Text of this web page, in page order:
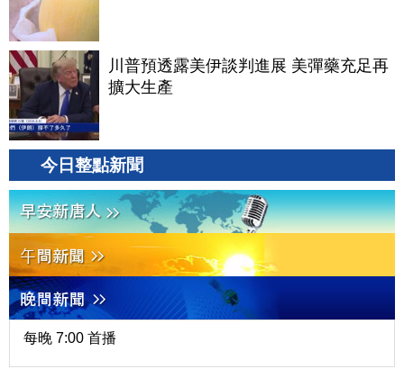
川普預透露美伊談判進展 美彈藥充足再
擴大生產
今日整點新聞
每晚 7:00 首播